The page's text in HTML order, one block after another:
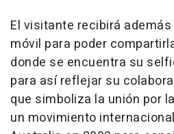
El visitante recibirá
móvil para poder
donde se encuentra su
para así reflejar su
que simboliza la unión por
un movimiento